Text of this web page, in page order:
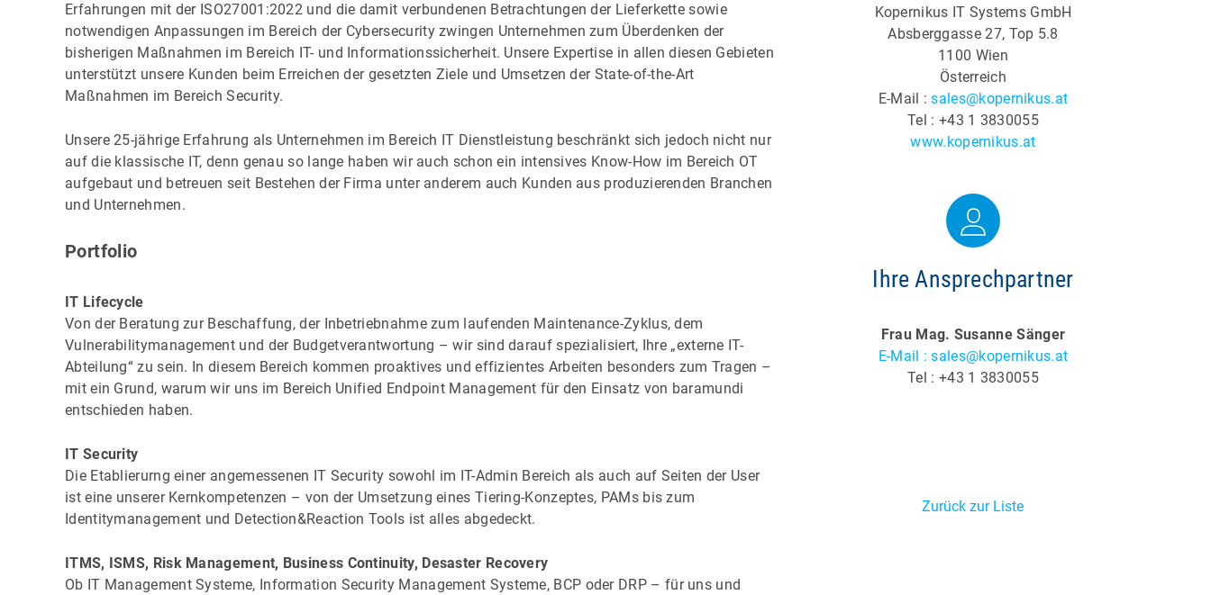
Erfahrungen mit der ISO27001:2022 und die damit verbundenen Betrachtungen der Lieferkette sowie
notwendigen Anpassungen im Bereich der Cybersecurity zwingen Unternehmen zum Überdenken der
bisherigen Maßnahmen im Bereich IT- und Informationssicherheit. Unsere Expertise in allen diesen Gebieten
unterstützt unsere Kunden beim Erreichen der gesetzten Ziele und Umsetzen der State-of-the-Art
Maßnahmen im Bereich Security.
Unsere 25-jährige Erfahrung als Unternehmen im Bereich IT Dienstleistung beschränkt sich jedoch nicht nur
auf die klassische IT, denn genau so lange haben wir auch schon ein intensives Know-How im Bereich OT
aufgebaut und betreuen seit Bestehen der Firma unter anderem auch Kunden aus produzierenden Branchen
und Unternehmen.
Portfolio
IT Lifecycle
Von der Beratung zur Beschaffung, der Inbetriebnahme zum laufenden Maintenance-Zyklus, dem
Vulnerabilitymanagement und der Budgetverantwortung – wir sind darauf spezialisiert, Ihre „externe IT-
Abteilung“ zu sein. In diesem Bereich kommen proaktives und effizientes Arbeiten besonders zum Tragen –
mit ein Grund, warum wir uns im Bereich Unified Endpoint Management für den Einsatz von baramundi
entschieden haben.
IT Security
Die Etablierurng einer angemessenen IT Security sowohl im IT-Admin Bereich als auch auf Seiten der User
ist eine unserer Kernkompetenzen – von der Umsetzung eines Tiering-Konzeptes, PAMs bis zum
Identitymanagement und Detection&Reaction Tools ist alles abgedeckt.
ITMS, ISMS, Risk Management, Business Continuity, Desaster Recovery
Ob IT Management Systeme, Information Security Management Systeme, BCP oder DRP – für uns und
Kopernikus IT Systems GmbH
Absberggasse 27, Top 5.8
1100 Wien
Österreich
E-Mail :sales@kopernikus.at
Tel : +43 1 3830055
www.kopernikus.at
Ihre Ansprechpartner
Frau Mag. Susanne Sänger
E-Mail : sales@kopernikus.at
Tel : +43 1 3830055
Zurück zur Liste